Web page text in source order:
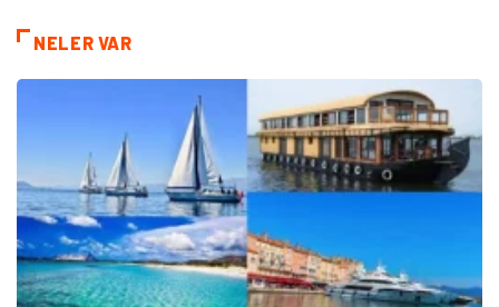
NELER VAR